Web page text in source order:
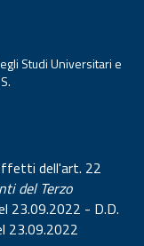
Studi Universitari e
dell'art. 22
del Terzo
23.09.2022 - D.D.
23.09.2022